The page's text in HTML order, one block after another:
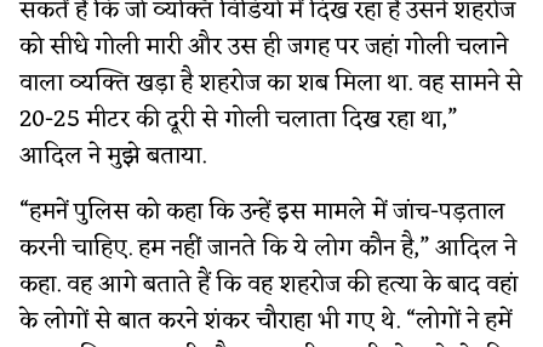
सकतें हैं कि जो व्यक्ति विडियो में दिख रहा है उसने शहरोज
को सीधे गोली मारी और उस ही जगह पर जहां गोली चलाने
वाला व्यक्ति खड़ा है शहरोज का शब मिला था. वह सामने से
20-25 मीटर की दूरी से गोली चलाता दिख रहा था,”
आदिल ने मुझे बताया.
“हमनें पुलिस को कहा कि उन्हें इस मामले में जांच-पड़ताल
करनी चाहिए. हम नहीं जानते कि ये लोग कौन है,” आदिल ने
कहा. वह आगे बताते हैं कि वह शहरोज की हत्या के बाद वहां
के लोगों से बात करने शंकर चौराहा भी गए थे. “लोगों ने हमें